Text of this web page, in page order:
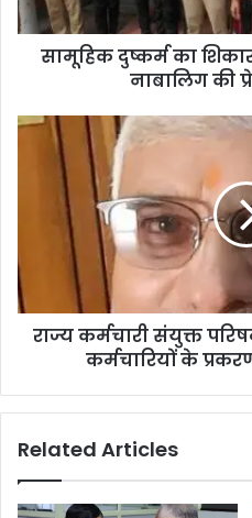
सामूहिक दुष्कर्म का
नाबालिग की
राज्य कर्मचारी संयुक्त
कर्मचारियों के
Related Articles